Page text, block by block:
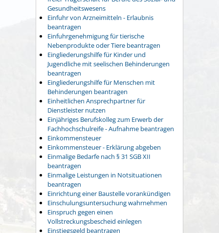
Gesundheitswesens
Einfuhr von Arzneimitteln - Erlaubnis
beantragen
Einfuhrgenehmigung für tierische
Nebenprodukte oder Tiere beantragen
Eingliederungshilfe für Kinder und
Jugendliche mit seelischen Behinderungen
beantragen
Eingliederungshilfe für Menschen mit
Behinderungen beantragen
Einheitlichen Ansprechpartner für
Dienstleister nutzen
Einjähriges Berufskolleg zum Erwerb der
Fachhochschulreife - Aufnahme beantragen
Einkommensteuer
Einkommensteuer - Erklärung abgeben
Einmalige Bedarfe nach § 31 SGB XII
beantragen
Einmalige Leistungen in Notsituationen
beantragen
Einrichtung einer Baustelle vorankündigen
Einschulungsuntersuchung wahrnehmen
Einspruch gegen einen
Vollstreckungsbescheid einlegen
Einstiegsgeld beantragen